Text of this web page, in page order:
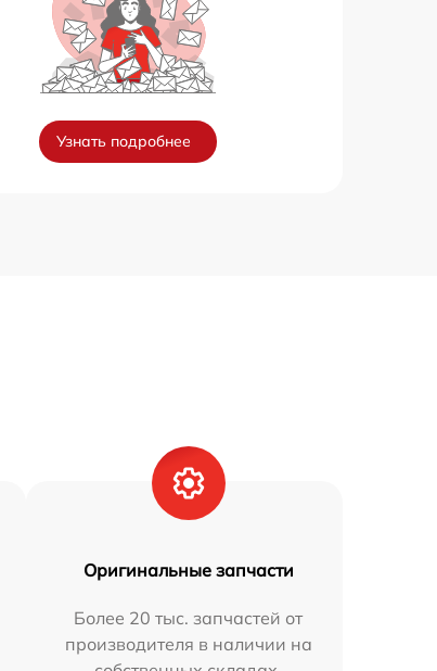
Узнать подробнее
Оригинальные запчасти
Более 20 тыс. запчастей от
производителя в наличии на